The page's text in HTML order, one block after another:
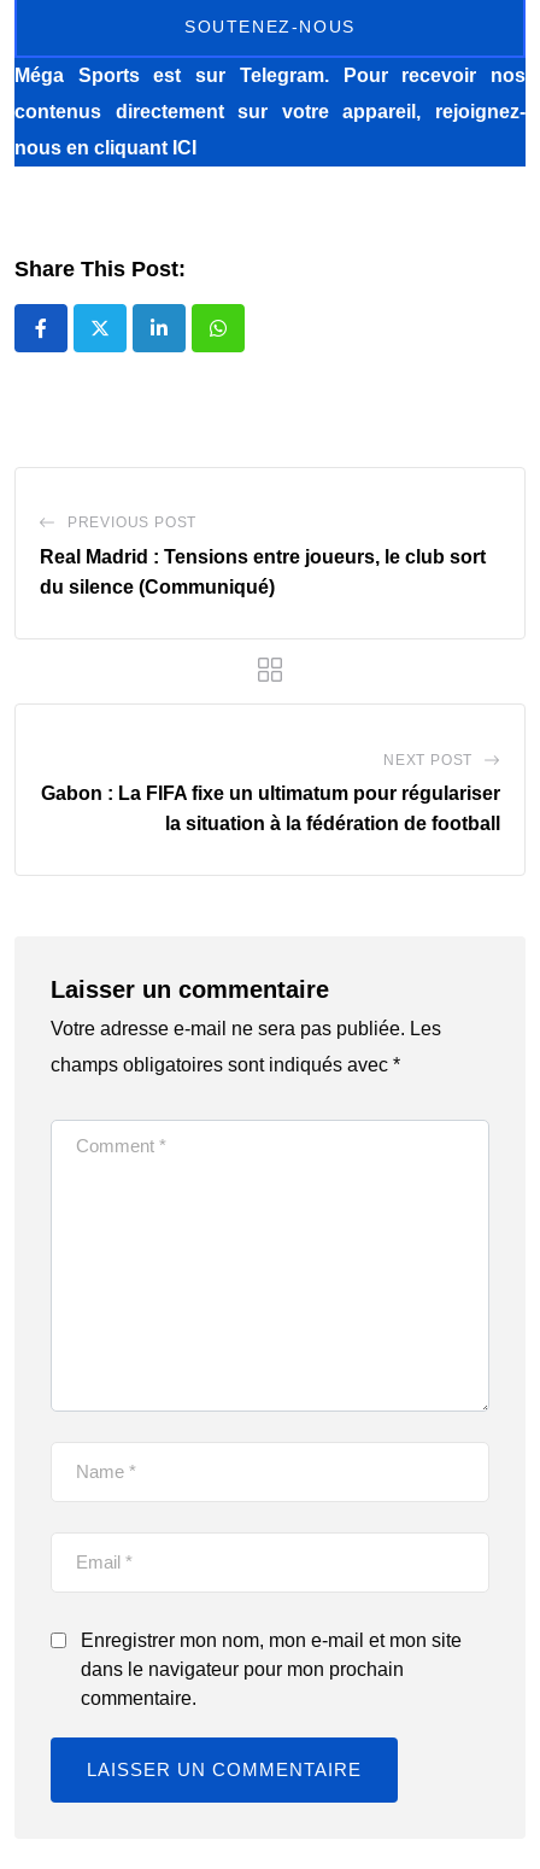
SOUTENEZ-NOUS
Méga Sportsest sur Telegram. Pour recevoir nos
contenus directement sur votre appareil, rejoignez-
nous en cliquant ICI
Share This Post:
LinkedInWhatsapp
PREVIOUS POST
Real Madrid : Tensions entre joueurs, le club sort
du silence (Communiqué)
NEXT POST
Gabon : La FIFA fixe un ultimatum pour régulariser
la situation à la fédération de football
Laisser un commentaire
Votre adresse e-mail ne sera pas publiée. Les
champs obligatoires sont indiqués avec *
Enregistrer mon nom, mon e-mail et mon site
dans le navigateur pour mon prochain
commentaire.